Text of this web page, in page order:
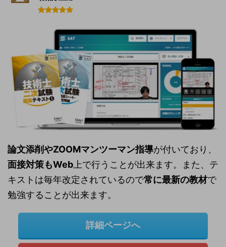
論文添削やZOOMマンツーマン指導が付いており、
面接対策もWeb上で行うことが出来ます。また、テ
キストは毎年改定されているので常に最新の教材で
勉強することが出来ます。
詳細ページへ